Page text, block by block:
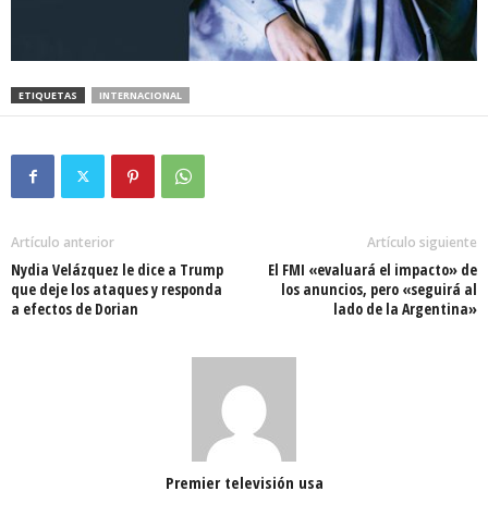
ETIQUETAS INTERNACIONAL
Artículo anterior
Nydia Velázquez le dice a Trump
que deje los ataques y responda
a efectos de Dorian
Artículo siguiente
El FMI «evaluará el impacto» de
los anuncios, pero «seguirá al
lado de la Argentina»
Premier televisión usa